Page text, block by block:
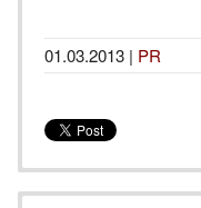
01.03.2013 | PR